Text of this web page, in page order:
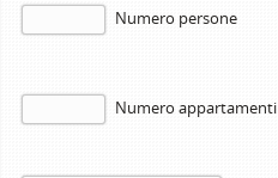
Numero persone
Numero appartamenti